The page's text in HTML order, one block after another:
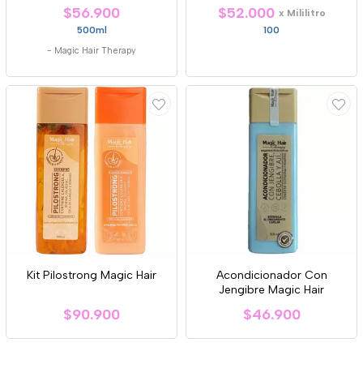
$56.900
500ml
- Magic Hair Therapy
$52.000 x Mililitro
100
Kit Pilostrong Magic Hair
$90.900
Acondicionador Con
Jengibre Magic Hair
$46.900